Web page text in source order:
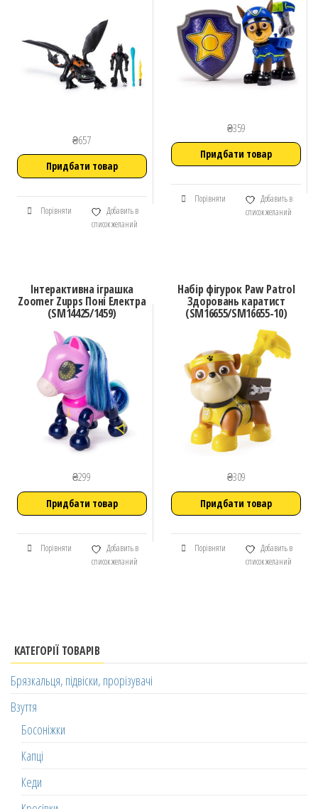
₴657
Придбати товар
Порівняти
Добавить в
список желаний
₴359
Придбати товар
Порівняти
Добавить в
список желаний
Інтерактивна іграшка
Zoomer Zupps Поні Електра
(SM14425/1459)
₴299
Придбати товар
Порівняти
Добавить в
список желаний
Набір фігурок Paw Patrol
Здоровань каратист
(SM16655/SM16655-10)
₴309
Придбати товар
Порівняти
Добавить в
список желаний
КАТЕГОРІЇ ТОВАРІВ
Брязкальця, підвіски, прорізувачі
Взуття
Босоніжки
Капці
Кеди